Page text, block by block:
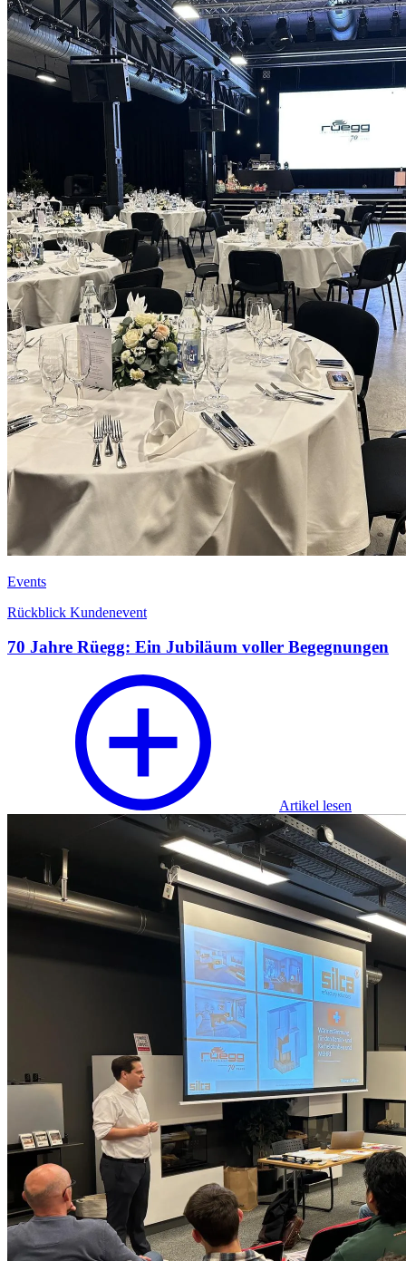
Events
Rückblick Kundenevent
70 Jahre Rüegg: Ein Jubiläum voller Begegnungen
Artikel lesen